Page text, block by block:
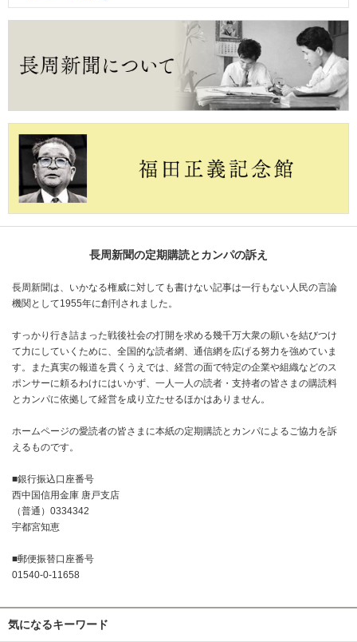
長周新聞の定期購読とカンパの訴え
長周新聞は、いかなる権威に対しても書けない記事は一行もない人民の言論
機関として1955年に創刊されました。
すっかり行き詰まった戦後社会の打開を求める幾千万大衆の願いを結びつけ
て力にしていくために、全国的な読者網、通信網を広げる努力を強めていま
す。また真実の報道を貫くうえでは、経営の面で特定の企業や組織などのス
ポンサーに頼るわけにはいかず、一人一人の読者・支持者の皆さまの購読料
とカンパに依拠して経営を成り立たせるほかはありません。
ホームページの愛読者の皆さまに本紙の定期購読とカンパによるご協力を訴
えるものです。
■銀行振込口座番号
西中国信用金庫 唐戸支店
（普通）0334342
宇都宮知恵
■郵便振替口座番号
01540-0-11658
気になるキーワード